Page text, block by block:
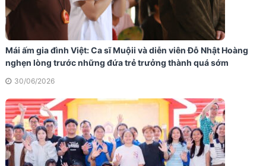
Mái ấm gia đình Việt: Ca sĩ Muộii và diễn viên Đỗ Nhật Hoàng
nghẹn lòng trước những đứa trẻ trưởng thành quá sớm
30/06/2026